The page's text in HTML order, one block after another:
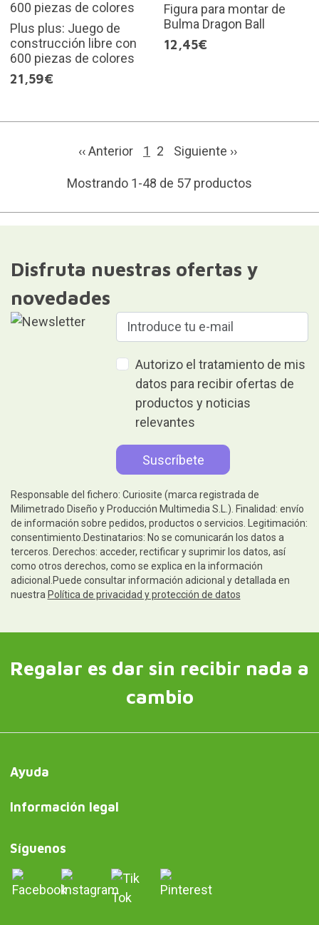
Plus plus: Juego de
construcción libre con
600 piezas de colores
21,59€
Figura para montar de
Bulma Dragon Ball
12,45€
‹‹ Anterior 1 2 Siguiente ››
Mostrando 1-48 de 57 productos
Disfruta nuestras ofertas y
novedades
Autorizo el tratamiento de mis
datos para recibir ofertas de
productos y noticias
relevantes
Responsable del fichero: Curiosite (marca registrada de
Milimetrado Diseño y Producción Multimedia S.L.). Finalidad: envío
de información sobre pedidos, productos o servicios. Legitimación:
consentimiento.Destinatarios: No se comunicarán los datos a
terceros. Derechos: acceder, rectificar y suprimir los datos, así
como otros derechos, como se explica en la información
adicional.Puede consultar información adicional y detallada en
nuestra Política de privacidad y protección de datos
Regalar es dar sin recibir nada a
cambio
Ayuda
Información legal
Síguenos